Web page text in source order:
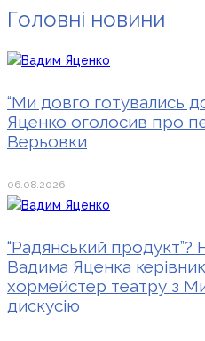
Головні новини
“Ми довго готувались
Яценко оголосив про
Верьовки
06.08.2026
“Радянський продукт”?
Вадима Яценка
хормейстер театру з
дискусію